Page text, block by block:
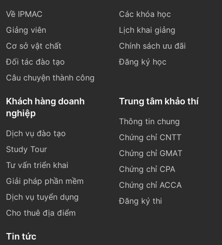
Về IPMAC
Giảng viên
Cơ sở vật chất
Đối tác đào tạo
Câu chuyện thành công
Các khóa học
Lịch khai giảng
Chính sách ưu đãi
Đăng ký học
Khách hàng doanh
nghiệp
Dịch vụ đào tạo
Study Tour
Tư vấn triển khai
Giải pháp phần mềm
Dịch vụ tuyển dụng
Cho thuê địa điểm
Trung tâm khảo thí
Thông tin chung
Chứng chỉ CNTT
Chứng chỉ GMAT
Chứng chỉ CPA
Chứng chỉ ACCA
Đăng ký thi
Tin tức